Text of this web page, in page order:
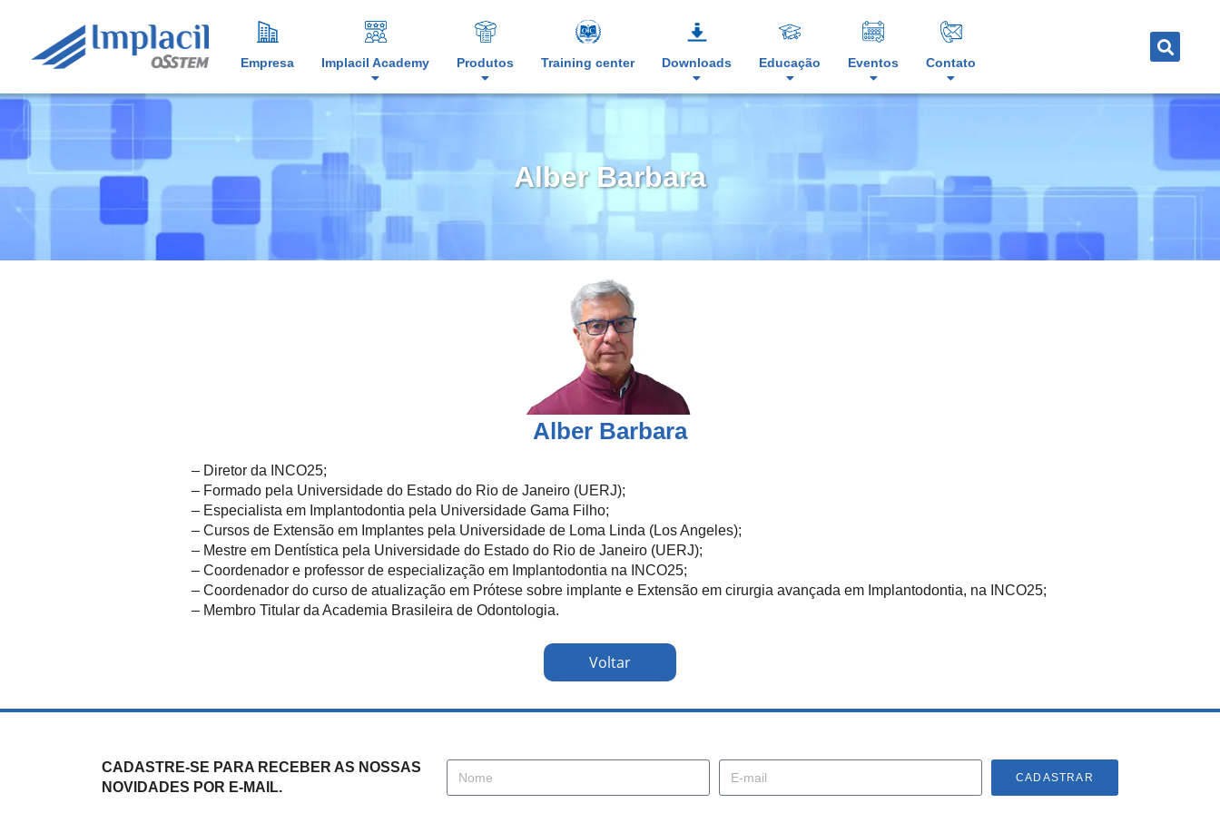
Empresa Implacil Academy Produtos Training center Downloads Educação Eventos Contato
Alber Barbara
Alber Barbara
– Diretor da INCO25;
– Formado pela Universidade do Estado do Rio de Janeiro (UERJ);
– Especialista em Implantodontia pela Universidade Gama Filho;
– Cursos de Extensão em Implantes pela Universidade de Loma Linda (Los Angeles);
– Mestre em Dentística pela Universidade do Estado do Rio de Janeiro (UERJ);
– Coordenador e professor de especialização em Implantodontia na INCO25;
– Coordenador do curso de atualização em Prótese sobre implante e Extensão em cirurgia avançada em Implantodontia, na INCO25;
– Membro Titular da Academia Brasileira de Odontologia.
Voltar
CADASTRE-SE PARA RECEBER AS NOSSAS
NOVIDADES POR E-MAIL.
CADASTRAR